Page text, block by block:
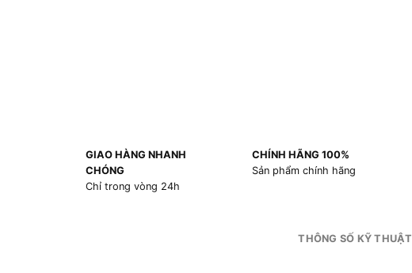
GIAO HÀNG NHANH
CHÓNG
Chỉ trong vòng 24h
CHÍNH HÃNG 100%
Sản phẩm chính hãng
THÔNG SỐ KỸ THUẬT